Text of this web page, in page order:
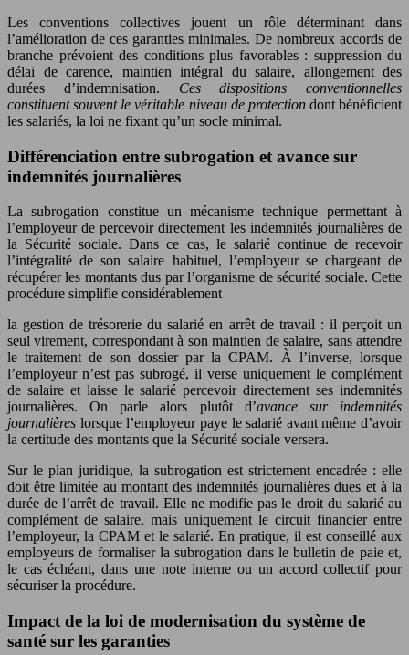
Les conventions collectives jouent un rôle déterminant dans
l’amélioration de ces garanties minimales. De nombreux accords de
branche prévoient des conditions plus favorables : suppression du
délai de carence, maintien intégral du salaire, allongement des
durées d’indemnisation. Ces dispositions conventionnelles
constituent souvent le véritable niveau de protectiondont bénéficient
les salariés, la loi ne fixant qu’un socle minimal.
Différenciation entre subrogation et avance sur
indemnités journalières
La subrogation constitue un mécanisme technique permettant à
l’employeur de percevoir directement les indemnités journalières de
la Sécurité sociale. Dans ce cas, le salarié continue de recevoir
l’intégralité de son salaire habituel, l’employeur se chargeant de
récupérer les montants dus par l’organisme de sécurité sociale. Cette
procédure simplifie considérablement
la gestion de trésorerie du salarié en arrêt de travail : il perçoit un
seul virement, correspondant à son maintien de salaire, sans attendre
le traitement de son dossier par la CPAM. À l’inverse, lorsque
l’employeur n’est pas subrogé, il verse uniquement le complément
de salaire et laisse le salarié percevoir directement ses indemnités
journalières. On parle alors plutôt d’avance sur indemnités
journalières lorsque l’employeur paye le salarié avant même d’avoir
la certitude des montants que la Sécurité sociale versera.
Sur le plan juridique, la subrogation est strictement encadrée : elle
doit être limitée au montant des indemnités journalières dues et à la
durée de l’arrêt de travail. Elle ne modifie pas le droit du salarié au
complément de salaire, mais uniquement le circuit financier entre
l’employeur, la CPAM et le salarié. En pratique, il est conseillé aux
employeurs de formaliser la subrogation dans le bulletin de paie et,
le cas échéant, dans une note interne ou un accord collectif pour
sécuriser la procédure.
Impact de la loi de modernisation du système de
santé sur les garanties